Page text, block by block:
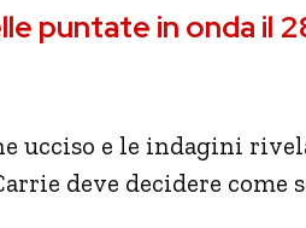
puntate in onda il
ucciso e le indagini
deve decidere come